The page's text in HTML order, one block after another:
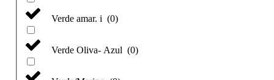
Verde amar. i (0)
Verde Oliva- Azul (0)